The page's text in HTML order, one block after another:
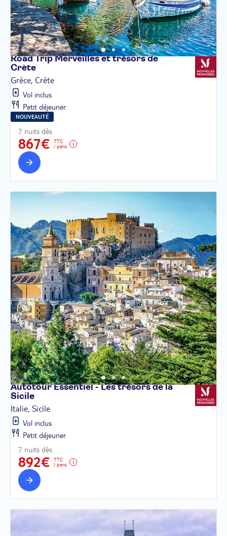
Road Trip Merveilles et trésors de
Crète
Grèce, Crète
Vol inclus
Petit déjeuner
NOUVEAUTÉ
7 nuits dès
867€
TTC
/ pers.
Autotour Essentiel - Les trésors de la
Sicile
Italie, Sicile
Vol inclus
Petit déjeuner
7 nuits dès
892€
TTC
/ pers.